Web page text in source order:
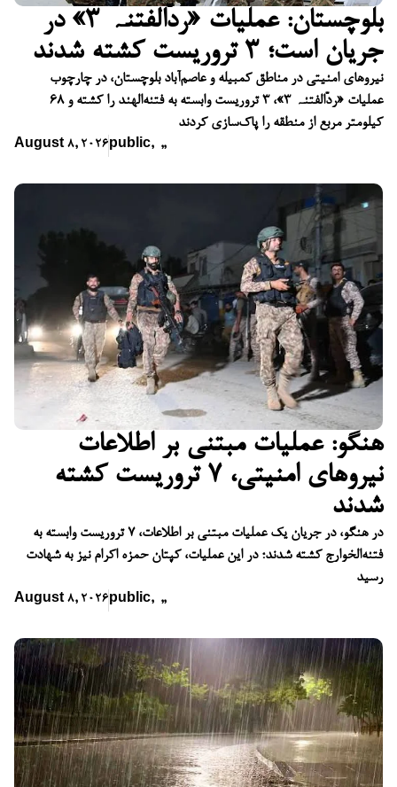
بلوچستان: عملیات «ردّالفتنہ ۳» در
جریان است؛ ۳ تروریست کشته شدند
نیروهای امنیتی در مناطق کمبیله و عاصم‌آباد بلوچستان، در چارچوب
عملیات «ردّالفتنہ ۳»، ۳ تروریست وابسته به فتنه‌الهند را کشته و ۶۸
کیلومتر مربع از منطقه را پاک‌سازی کردند
August 8, 2026 public, ,,
هنگو: عملیات مبتنی بر اطلاعات
نیروهای امنیتی، ۷ تروریست کشته
شدند
در هنگو، در جریان یک عملیات مبتنی بر اطلاعات، ۷ تروریست وابسته به
فتنه‌الخوارج کشته شدند؛ در این عملیات، کپتان حمزه اکرام نیز به شهادت
رسید
August 8, 2026 public, ,,